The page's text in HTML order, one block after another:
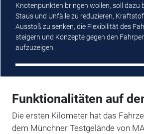
Knotenpunkten bringen wollen, soll dazu
Staus und Unfälle zu reduzieren,
Ausstoß zu senken, die Flexibilität des
steigern und Konzepte gegen den
aufzuzeigen.
Funktionalitäten auf
Die ersten Kilometer hat das
dem Münchner Testgelände von